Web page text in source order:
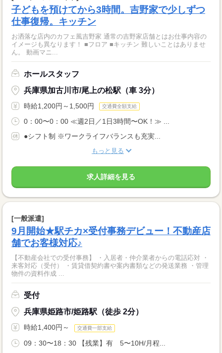
子どもを預けてから3時間。吉野家で少しずつ
仕事復帰。キッチン
お洒落な店内のカフェ風吉野家 通常の吉野家店舗とはお仕事内容の
イメージも異なります！ ■フロア ■キッチン 難しいことはありませ
ん。 動画マニ...
ホールスタッフ
兵庫県加古川市/尾上の松駅（車 3分）
時給1,200円～1,500円 交通費全額支給
0：00〜0：00 ≪週2日／1日3時間〜OK！≫ ...
●シフト制 ※ワークライフバランスも充実...
もっと見る
求人詳細を見る
[一般派遣]
9月開始★駅チカ×受付事務デビュー！不動産店
舗でお客様対応♪
【不動産会社での受付事務】 ・入居者・仲介業者からの電話応対 ・
来客対応（受付） ・賃貸借契約書や案内書類などの発送業務 ・管理
物件の資料作成 ...
受付
兵庫県姫路市/姫路駅（徒歩 2分）
時給1,400円～ 交通費一部支給
09：30〜18：30 【残業】有 5〜10H/月程...